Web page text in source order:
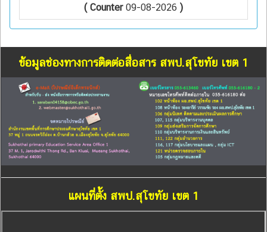
( Counter09-08-2026 )
ข้อมูลช่องทางการติดต่อสื่อสาร สพป.สุโขทัย เขต 1
แผนที่ตั้ง สพป.สุโขทัย เขต 1